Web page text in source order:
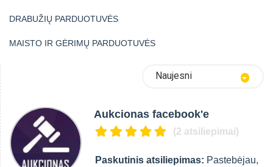
DRABUŽIŲ PARDUOTUVĖS
MAISTO IR GĖRIMŲ PARDUOTUVĖS
Naujesni
Aukcionas facebook'e
(2 atsiliepimai)
Paskutinis atsiliepimas: Pastebėjau,